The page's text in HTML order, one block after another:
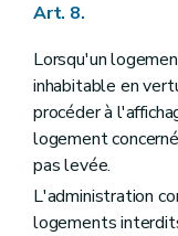
Art. 8.
Lorsqu'un
inhabitable en
procéder à
logement
pas levée.
L'administration
logements